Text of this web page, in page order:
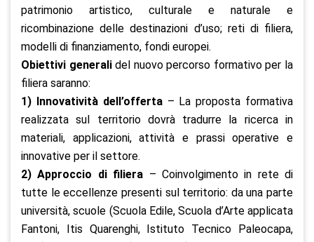
patrimonio artistico, culturale e naturale e
ricombinazione delle destinazioni d’uso; reti di filiera,
modelli di finanziamento, fondi europei.
Obiettivi generalidel nuovo percorso formativo per la
filiera saranno:
1) Innovatività dell’offerta– La proposta formativa
realizzata sul territorio dovrà tradurre la ricerca in
materiali, applicazioni, attività e prassi operative e
innovative per il settore.
2) Approccio di filiera – Coinvolgimento in rete di
tutte le eccellenze presenti sul territorio: da una parte
università, scuole (Scuola Edile, Scuola d’Arte applicata
Fantoni, Itis Quarenghi, Istituto Tecnico Paleocapa,